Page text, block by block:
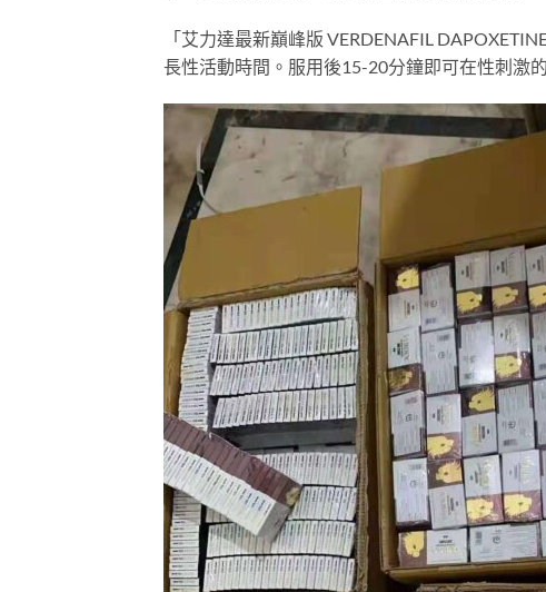
「艾力達最新巔峰版 VERDENAFIL
長性活動時間。服用後15-20分鐘即可在性刺激